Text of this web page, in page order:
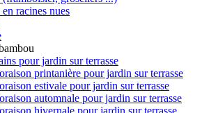
racines nues
pour jardin sur terrasse
printanière pour jardin sur terrasse
estivale pour jardin sur terrasse
automnale pour jardin sur terrasse
hivernale pour jardin sur terrasse